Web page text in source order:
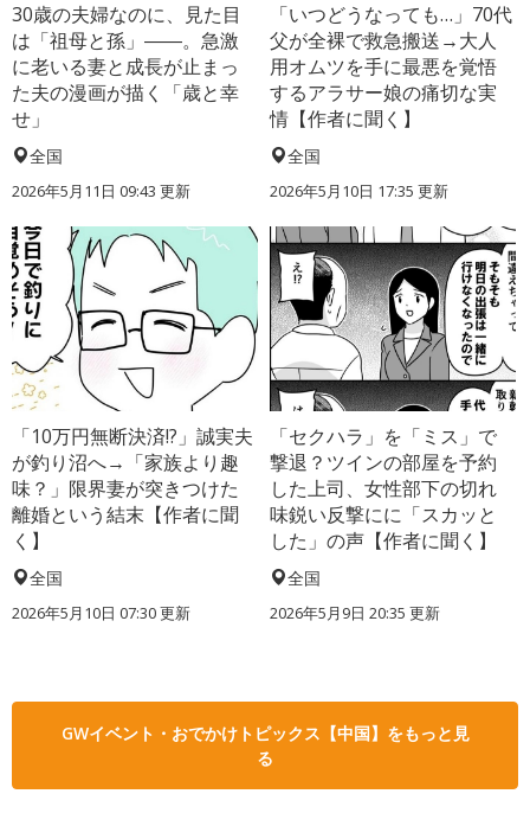
30歳の夫婦なのに、見た目
は「祖母と孫」――。急激
に老いる妻と成長が止まっ
た夫の漫画が描く「歳と幸
せ」
全国
2026年5月11日 09:43 更新
「いつどうなっても…」70代
父が全裸で救急搬送→大人
用オムツを手に最悪を覚悟
するアラサー娘の痛切な実
情【作者に聞く】
全国
2026年5月10日 17:35 更新
「10万円無断決済!?」誠実夫
が釣り沼へ→「家族より趣
味？」限界妻が突きつけた
離婚という結末【作者に聞
く】
全国
2026年5月10日 07:30 更新
「セクハラ」を「ミス」で
撃退？ツインの部屋を予約
した上司、女性部下の切れ
味鋭い反撃にに「スカッと
した」の声【作者に聞く】
全国
2026年5月9日 20:35 更新
GWイベント・おでかけトピックス【中国】をもっと見
る